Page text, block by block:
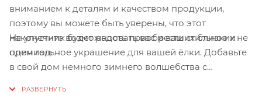
вниманием к деталям и качеством продукции,
поэтому вы можете быть уверены, что этот
наконечник будет радовать вас и ваших близких не
один год.
Не упустите возможность приобрести стильное и
премиальное украшение для вашей ёлки. Добавьте
в свой дом немного зимнего волшебства с